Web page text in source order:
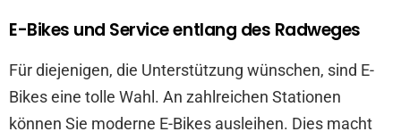
E-Bikes und Service entlang des Radweges
Für diejenigen, die Unterstützung wünschen, sind E-
Bikes eine tolle Wahl. An zahlreichen Stationen
können Sie moderne E-Bikes ausleihen. Dies macht